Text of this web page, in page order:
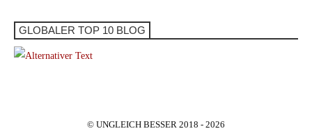
GLOBALER TOP 10 BLOG
© UNGLEICH BESSER 2018 - 2026